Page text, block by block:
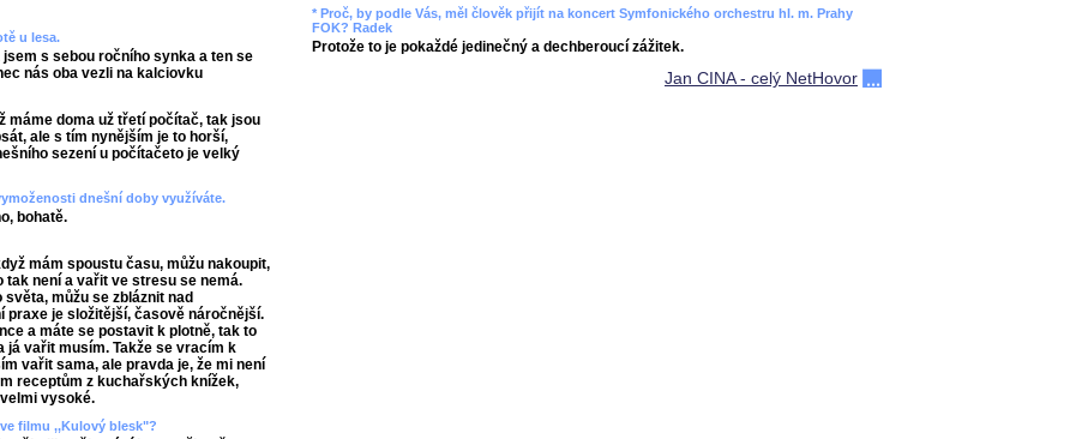
u lesa.
s sebou ročního synka a ten se
nás oba vezli na kalciovku
máme doma už třetí počítač, tak jsou
ale s tím nynějším je to horší,
sezení u počítačeto je velký
dnešní doby využíváte.
bohatě.
mám spoustu času, můžu nakoupit,
není a vařit ve stresu se nemá.
můžu se zbláznit nad
praxe je složitější, časově náročnější.
a máte se postavit k plotně, tak to
já vařit musím. Takže se vracím k
vařit sama, ale pravda je, že mi není
receptům z kuchařských knížek,
vysoké.
filmu ,,Kulový blesk"?
* Proč, by podle Vás, měl člověk přijít na koncert Symfonického orchestru hl. m. Prahy
FOK? Radek
Protože to je pokaždé jedinečný a dechberoucí zážitek.
Jan CINA - celý NetHovor